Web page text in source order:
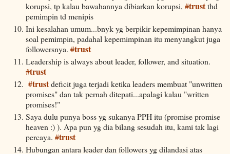
korupsi, tp kalau bawahannya dibiarkan korupsi, #trustthd
pemimpin td menipis
Ini kesalahan umum...bnyk yg berpikir kepemimpinan hanya
soal pemimpin, padahal kepemimpinan itu menyangkut juga
followersnya. #trust
Leadership is always about leader, follower, and situation.
#trust
#trustdeficit juga terjadi ketika leaders membuat "unwritten
promises" dan tak pernah ditepati...apalagi kalau "written
promises!"
Saya dulu punya boss yg sukanya PPH itu (promise promise
heaven :) ). Apa pun yg dia bilang sesudah itu, kami tak lagi
percaya. #trust
Hubungan antara leader dan followers yg dilandasi atas